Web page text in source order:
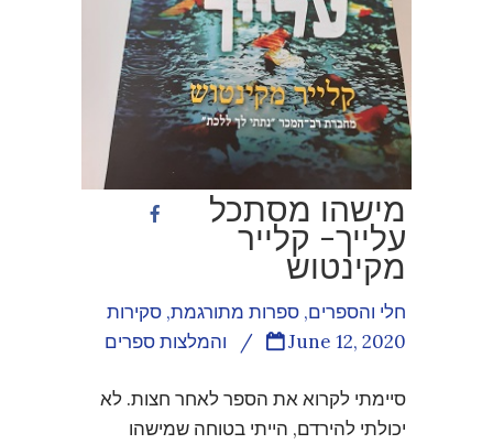
מישהו מסתכל
עלייך- קלייר
מקינטוש
חלי והספרים, ספרות מתורגמת, סקירות
והמלצות ספרים
/ June 12, 2020
סיימתי לקרוא את הספר לאחר חצות. לא
יכולתי להירדם, הייתי בטוחה שמישהו